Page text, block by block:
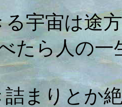
る宇宙は途
たら人の一
詰まりとか